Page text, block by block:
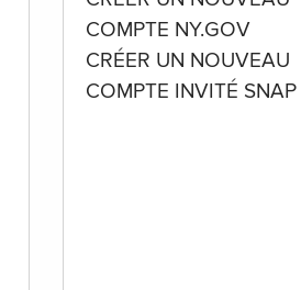
COMPTE NY.GOV
CRÉER UN NOUVEAU
COMPTE INVITÉ SNAP